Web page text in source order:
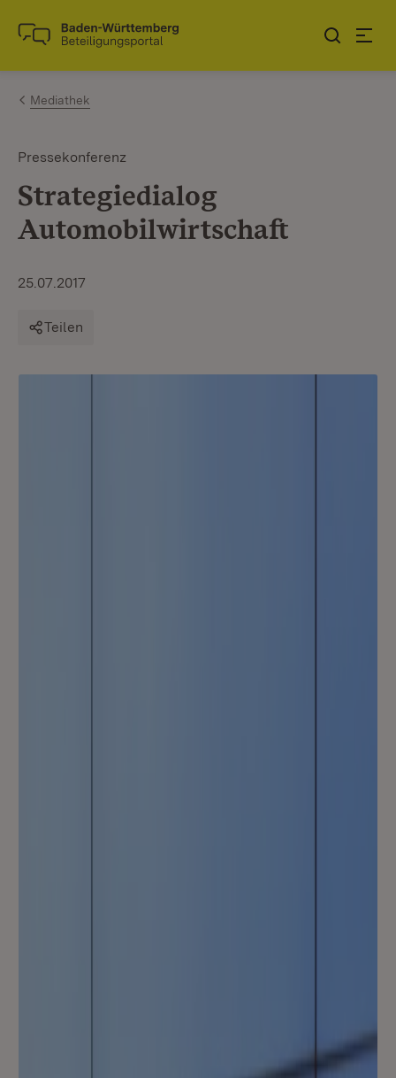
Zum Inhalt springen
Link zur Startseite
Mediathek
Pressekonferenz
Strategiedialog
Automobilwirtschaft
25.07.2017
Teilen